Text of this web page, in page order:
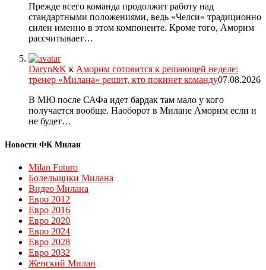
Прежде всего команда продолжит работу над
стандартными положениями, ведь «Челси» традиционно
силен именно в этом компоненте. Кроме того, Аморим
рассчитывает…
Daryn&K к Аморим готовится к решающей неделе:
тренер «Милана» решит, кто покинет команду07.08.2026
В МЮ после САФа идет бардак там мало у кого
получается вообще. Наоборот в Милане Аморим если и
не будет…
Новости ФК Милан
Milan Futuro
Болельщики Милана
Видео Милана
Евро 2012
Евро 2016
Евро 2020
Евро 2024
Евро 2028
Евро 2032
Женский Милан